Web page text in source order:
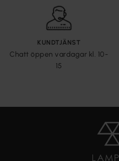
KUNDTJÄNST
Chatt öppen vardagar kl. 10-
15